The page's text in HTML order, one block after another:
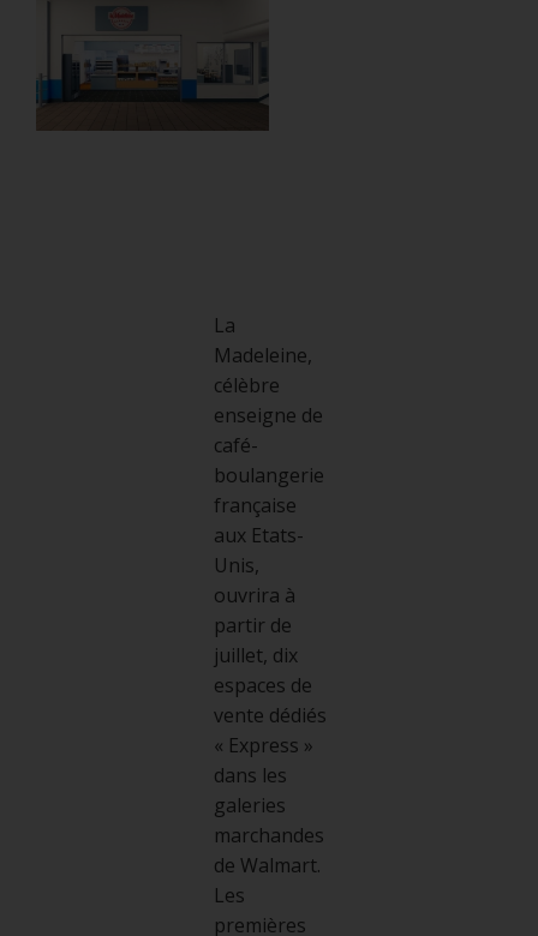
La
Madeleine,
célèbre
enseigne de
café-
boulangerie
française
aux Etats-
Unis,
ouvrira à
partir de
juillet, dix
espaces de
vente dédiés
« Express »
dans les
galeries
marchandes
de Walmart.
Les
premières